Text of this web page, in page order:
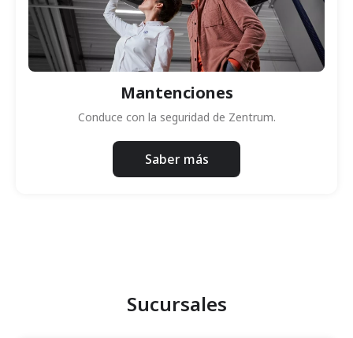
Mantenciones
Conduce con la seguridad de Zentrum.
Saber más
Sucursales